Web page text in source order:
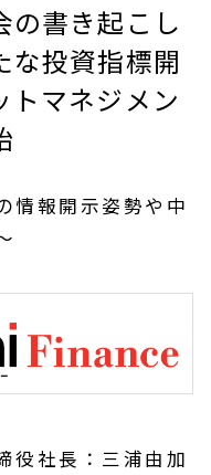
の書き起こし
な投資指標開
トマネジメン
情報開示姿勢や中
役社長：三浦由加